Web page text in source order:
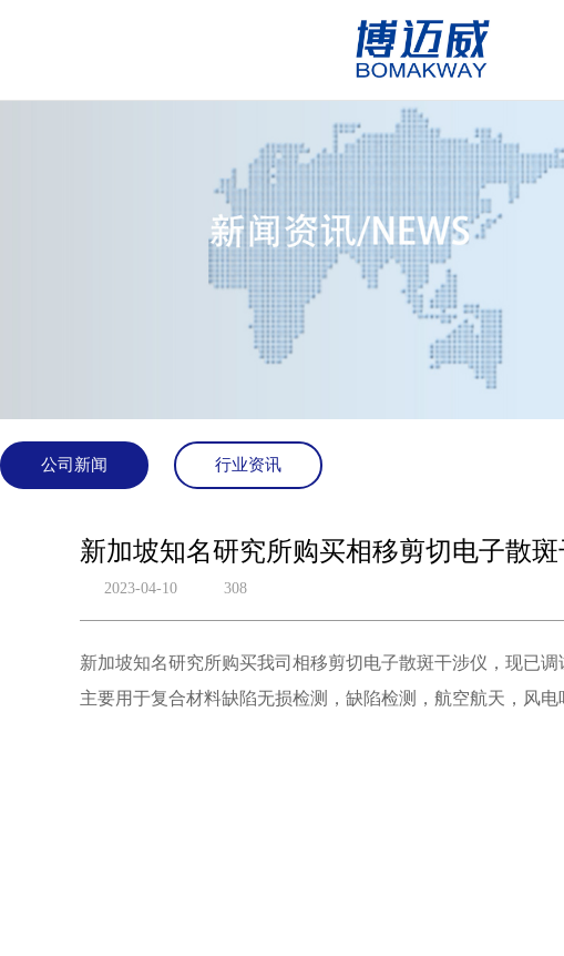
公司新闻 行业资讯
新加坡知名研究所购买相移剪切电子散斑
2023-04-10 308
新加坡知名研究所购买我司相移剪切电子散斑干涉仪，现已
主要用于复合材料缺陷无损检测，缺陷检测，航空航天，风电